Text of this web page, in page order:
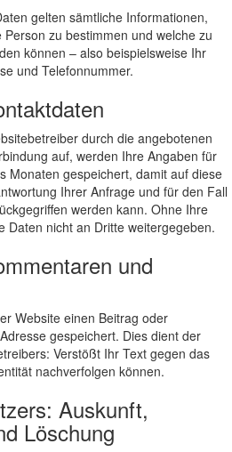
gelten sämtliche Informationen,
zu bestimmen und welche zu
können – also beispielsweise Ihr
und Telefonnummer.
durch die angebotenen
auf, werden Ihre Angaben für
Monaten gespeichert, damit auf diese
Ihrer Anfrage und für den Fall
werden kann. Ohne Ihre
Daten nicht an Dritte weitergegeben.
und
Website einen Beitrag oder
gespeichert. Dies dient der
Verstößt Ihr Text gegen das
nachverfolgen können.
Auskunft,
Löschung